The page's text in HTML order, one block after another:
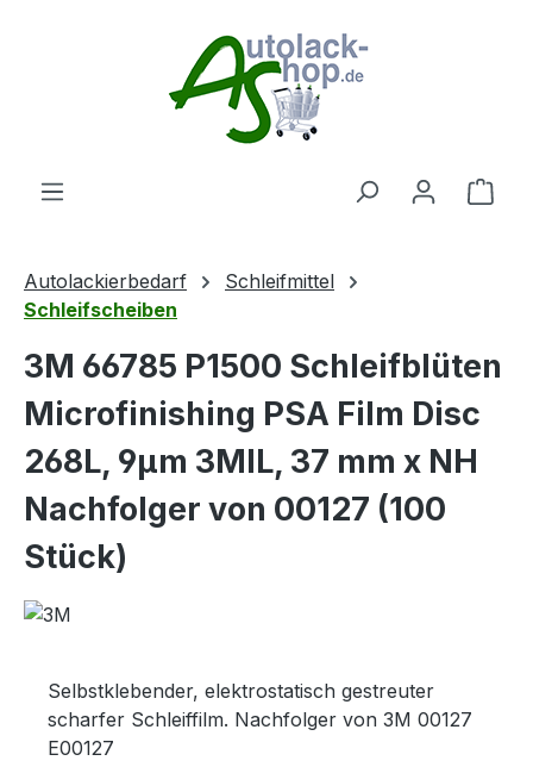
Autolackierbedarf
Schleifmittel
Schleifscheiben
3M 66785 P1500 Schleifblüten
Microfinishing PSA Film Disc
268L, 9μm 3MIL, 37 mm x NH
Nachfolger von 00127 (100
Stück)
Selbstklebender, elektrostatisch gestreuter
scharfer Schleiffilm. Nachfolger von 3M 00127
E00127